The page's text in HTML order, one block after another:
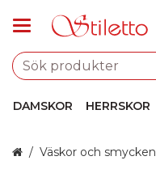
DAMSKOR HERRSKOR
HemVäskor och smycken